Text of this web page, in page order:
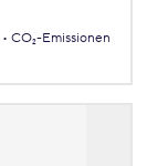
CO₂-Emissionen